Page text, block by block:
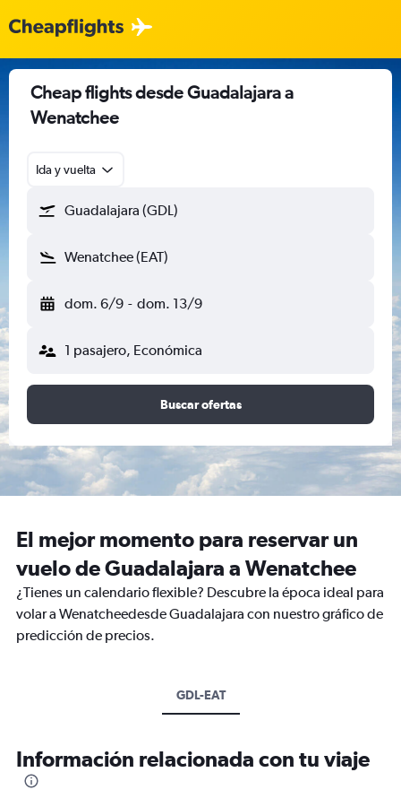
Cheap flights desde Guadalajara a
Wenatchee
Ida y vuelta
Guadalajara (GDL)
Wenatchee (EAT)
dom. 6/9 - dom. 13/9
1 pasajero, Económica
Buscar ofertas
El mejor momento para reservar un
vuelo de Guadalajara a Wenatchee
¿Tienes un calendario flexible? Descubre la época ideal para
volar a Wenatcheedesde Guadalajara con nuestro gráfico de
predicción de precios.
GDL-EAT
Información relacionada con tu viaje